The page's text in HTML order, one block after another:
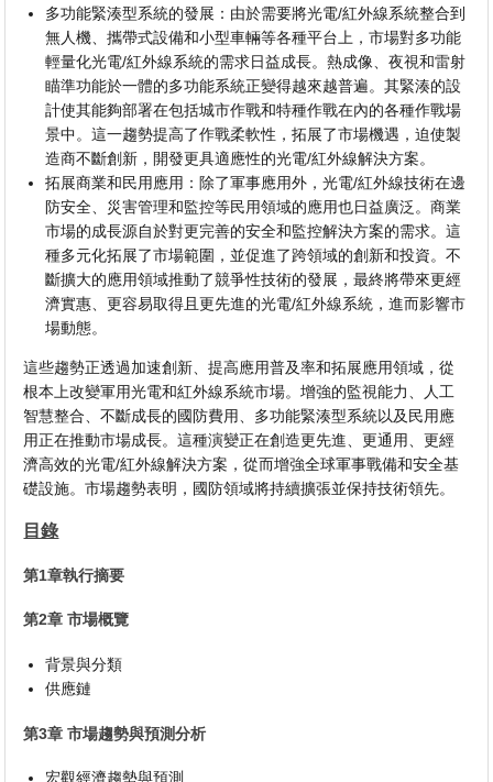
多功能緊湊型系統的發展：由於需要將光電/紅外線系統整合到
無人機、攜帶式設備和小型車輛等各種平台上，市場對多功能
輕量化光電/紅外線系統的需求日益成長。熱成像、夜視和雷射
瞄準功能於一體的多功能系統正變得越來越普遍。其緊湊的設
計使其能夠部署在包括城市作戰和特種作戰在內的各種作戰場
景中。這一趨勢提高了作戰柔軟性，拓展了市場機遇，迫使製
造商不斷創新，開發更具適應性的光電/紅外線解決方案。
拓展商業和民用應用：除了軍事應用外，光電/紅外線技術在邊
防安全、災害管理和監控等民用領域的應用也日益廣泛。商業
市場的成長源自於對更完善的安全和監控解決方案的需求。這
種多元化拓展了市場範圍，並促進了跨領域的創新和投資。不
斷擴大的應用領域推動了競爭性技術的發展，最終將帶來更經
濟實惠、更容易取得且更先進的光電/紅外線系統，進而影響市
場動態。
這些趨勢正透過加速創新、提高應用普及率和拓展應用領域，從
根本上改變軍用光電和紅外線系統市場。增強的監視能力、人工
智慧整合、不斷成長的國防費用、多功能緊湊型系統以及民用應
用正在推動市場成長。這種演變正在創造更先進、更通用、更經
濟高效的光電/紅外線解決方案，從而增強全球軍事戰備和安全基
礎設施。市場趨勢表明，國防領域將持續擴張並保持技術領先。
目錄
第1章執行摘要
第2章 市場概覽
背景與分類
供應鏈
第3章 市場趨勢與預測分析
宏觀經濟趨勢與預測